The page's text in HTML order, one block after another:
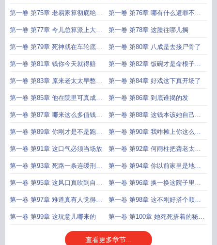
雷劈了四合院
第一卷 第75章 老易家算彻底绝户
了
第一卷 第76章 哪有什么遭罪不遭
罪
第一卷 第77章 今儿总算派上大用
场
第一卷 第78章 这脸往哪儿搁
第一卷 第79章 死神就在车轮底下
跟着跑呢
第一卷 第80章 八成是去接尸骨了
第一卷 第81章 钱你今天就得赔 第一卷 第82章 饭碗才是命根子别
的全是扯淡
第一卷 第83章 原来老太太早憋着
劲儿呢
第一卷 第84章 好戏这下真开场了
第一卷 第85章 他在院里可真成孤
家寡人了
第一卷 第86章 到底谁揭的发
第一卷 第87章 哪来这么多值钱玩
意儿
第一卷 第88章 这钱本该她自己出
啊
第一卷 第89章 你刚才是不是跑派
出所去了
第一卷 第90章 我咋摊上你这么个
哥
第一卷 第91章 这口气必须当场放 第一卷 第92章 何雨柱把聋老太太
接回来了
第一卷 第93章 死路一条连缓刑都
不会有
第一卷 第94章 你以前家里是地主
还是开买卖的富户
第一卷 第95章 这风口真吹到自个
儿脸上了
第一卷 第96章 换一换这院子里的
旧习气
第一卷 第97章 难道真有人觉得他
靠谱
第一卷 第98章 这不刚好搭个顺风
车一起办了
第一卷 第99章 这玩意儿哪来的 第一卷 第100章 她死死捂着的秘密
被人扒出来了
查看更多章节...